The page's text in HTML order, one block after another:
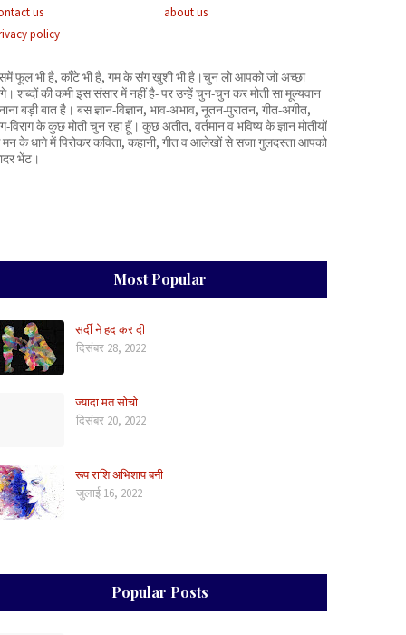
us
about us
policy
फूल भी है, काँटे भी है, गम के संग खुशी भी है।चुन लो आपको जो अच्छा
शब्दों की कमी इस संसार में नहीं है- पर उन्हें चुन-चुन कर मोती सा मूल्यवान
बड़ी बात है। बस ज्ञान-विज्ञान, भाव-अभाव, नूतन-पुरातन, गीत-अगीत,
विराग के कुछ मोती चुन रहा हूँ। कुछ अतीत, वर्तमान व भविष्य के ज्ञान मोतीयों
के धागे में पिरोकर कविता, कहानी, गीत व आलेखों से सजा गुलदस्ता आपको
भेंट।
Most Popular
सर्दी ने हद कर दी
दिसंबर 28, 2022
ज्यादा मत सोचो
दिसंबर 20, 2022
रूप राशि अभिशाप बनी
जुलाई 16, 2022
Popular Posts